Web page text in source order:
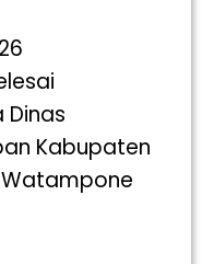
Dinas
Kabupaten
Watampone